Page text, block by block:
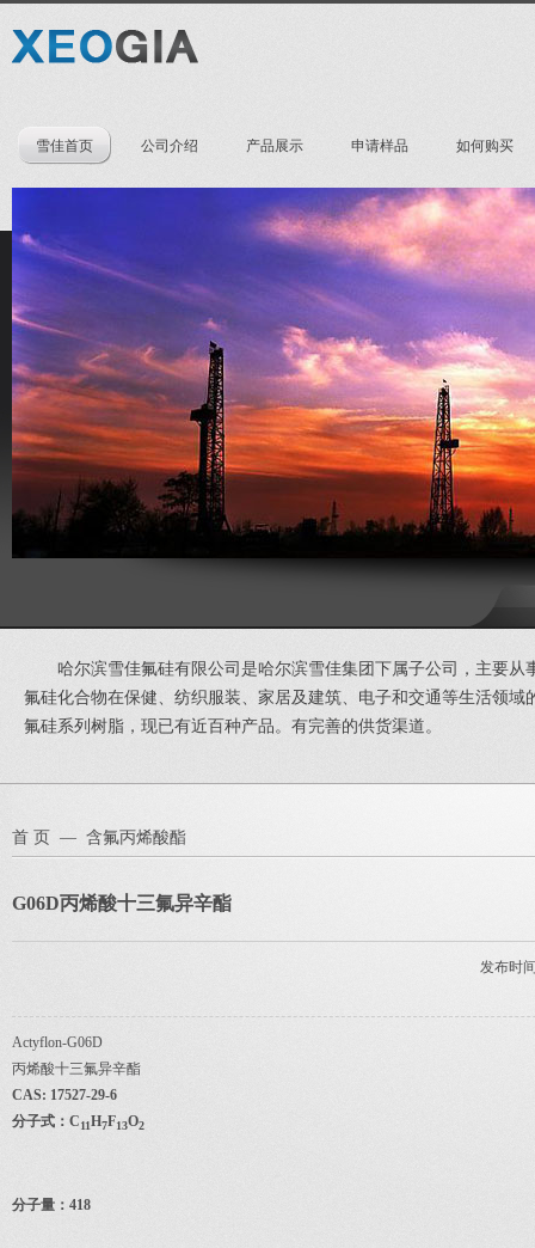
首 页 — 含氟丙烯酸酯
G06D丙烯酸十三氟异辛酯
发布时
Actyflon-G06D
丙烯酸十三氟异辛酯
CAS: 17527-29-6
分子式： C11H7F13O2
分子量： 418